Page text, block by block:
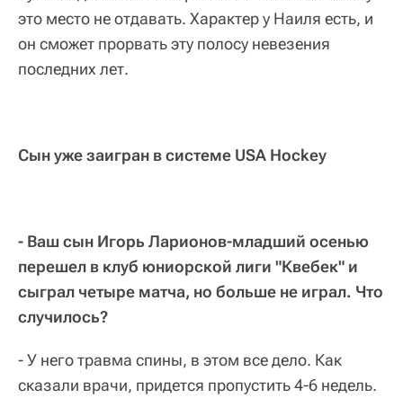
это место не отдавать. Характер у Наиля есть, и
он сможет прорвать эту полосу невезения
последних лет.
Сын уже заигран в системе USA Hockey
- Ваш сын Игорь Ларионов-младший осенью
перешел в клуб юниорской лиги "Квебек" и
сыграл четыре матча, но больше не играл. Что
случилось?
- У него травма спины, в этом все дело. Как
сказали врачи, придется пропустить 4-6 недель.